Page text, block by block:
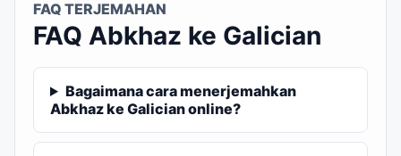
FAQ TERJEMAHAN
FAQ Abkhaz ke Galician
Bagaimana cara menerjemahkan
Abkhaz ke Galician online?